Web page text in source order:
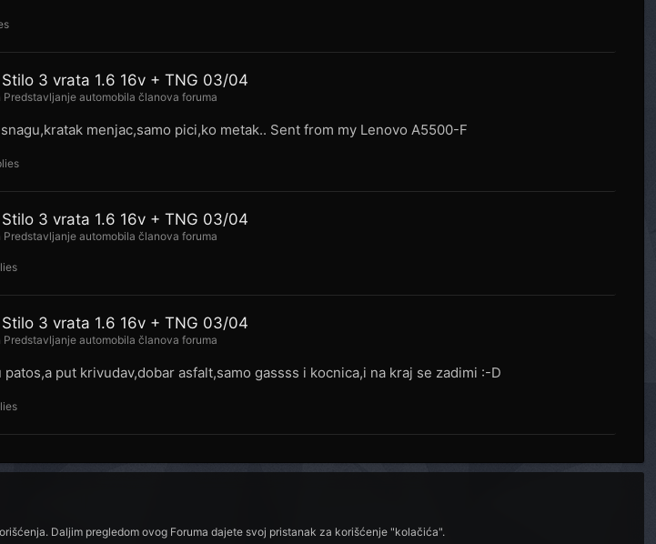
3 vrata 1.6 16v + TNG 03/04
Predstavljanje automobila članova foruma
menjac,samo pici,ko metak.. Sent from my Lenovo A5500-F
3 vrata 1.6 16v + TNG 03/04
Predstavljanje automobila članova foruma
3 vrata 1.6 16v + TNG 03/04
Predstavljanje automobila članova foruma
patos,a put krivudav,dobar asfalt,samo gassss i kocnica,i na kraj se zadimi :-D
Daljim pregledom ovog Foruma dajete svoj pristanak za korišćenje "kolačića".